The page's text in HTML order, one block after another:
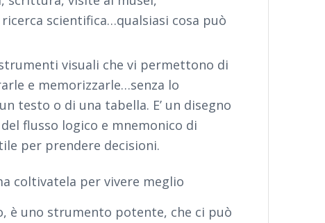
scientifica…qualsiasi cosa può
visuali che vi permettono di
e memorizzarle…senza lo
testo o di una tabella. E’ un disegno
flusso logico e mnemonico di
per prendere decisioni.
coltivatela per vivere meglio
è uno strumento potente, che ci può